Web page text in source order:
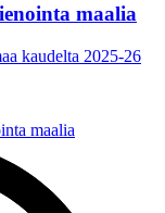
maalia
kaudelta 2025-26